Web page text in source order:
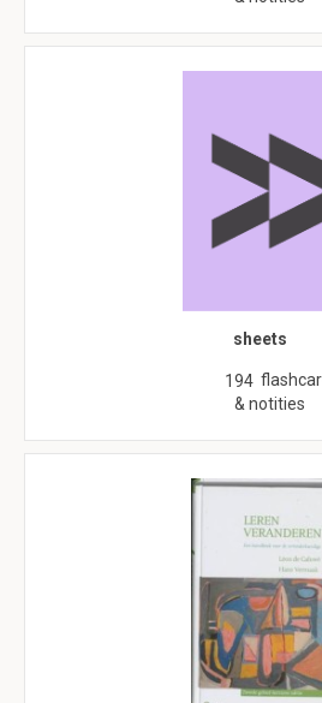
sheets
194
& notities